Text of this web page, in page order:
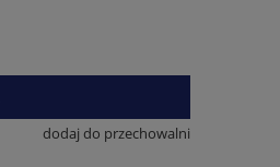
dodaj do przechowalni